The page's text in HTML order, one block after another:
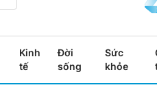
Kinh
tế
Đời
sống
Sức
khỏe